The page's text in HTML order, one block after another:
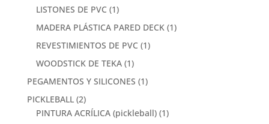
LISTONES DE PVC (1)
MADERA PLÁSTICA PARED DECK (1)
REVESTIMIENTOS DE PVC (1)
WOODSTICK DE TEKA (1)
PEGAMENTOS Y SILICONES (1)
PICKLEBALL (2)
PINTURA ACRÍLICA (pickleball) (1)